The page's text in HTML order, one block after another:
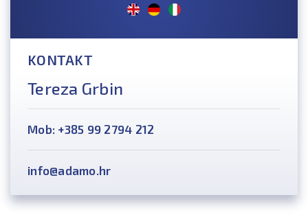
KONTAKT
Tereza Grbin
Mob: +385 99 2794 212
info@adamo.hr